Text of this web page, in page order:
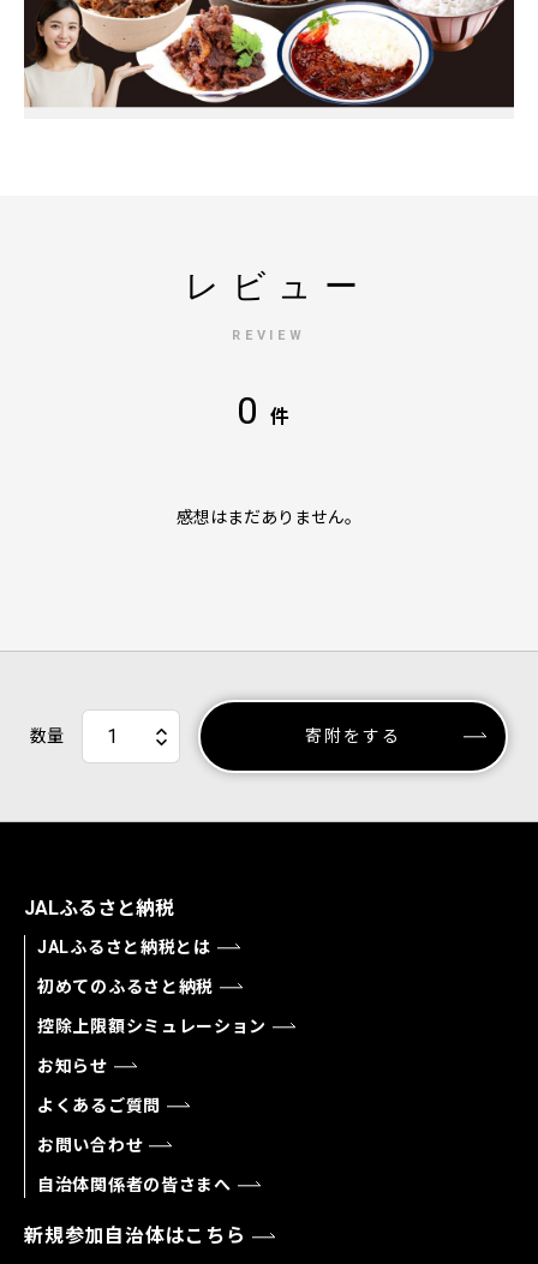
レビュー
REVIEW
0 件
感想はまだありません。
数量 寄附をする
JALふるさと納税
JALふるさと納税とは
初めてのふるさと納税
控除上限額シミュレーション
お知らせ
よくあるご質問
お問い合わせ
自治体関係者の皆さまへ
新規参加自治体はこちら